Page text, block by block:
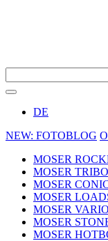
DE
NEW: FOTOBLOG
MOSER
MOSER
MOSER
MOSER
MOSER
MOSER
MOSER